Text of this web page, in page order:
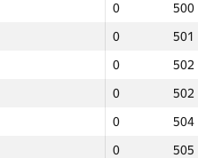
0
500
0
501
0
502
0
502
0
504
0
505
0
500
0
501
0
502
0
502
0
504
0
505